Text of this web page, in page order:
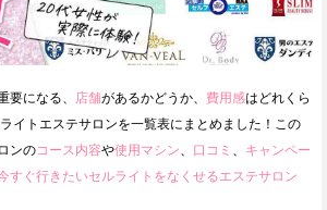
要になる、 店舗があるかどうか、 費用感はどれくら
イトエステサロンを一覧表にまとめました！この
ンのコース内容や使用マシン 口コミ
キャンペー
すぐ行きたいセルライトをなくせるエステサロン